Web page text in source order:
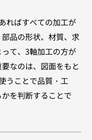
ればすべての加工が
品の形状、材質、求
て、3軸加工の方が
なのは、図面をもと
うことで品質・工
を判断することで